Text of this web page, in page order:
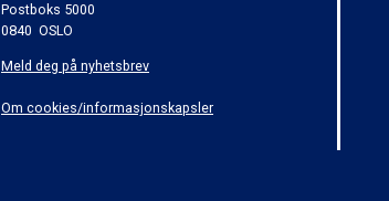
Postboks 5000
0840 OSLO
Meld deg på nyhetsbrev
Om cookies/informasjonskapsler